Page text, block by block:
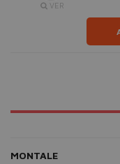
VER
MONTALE